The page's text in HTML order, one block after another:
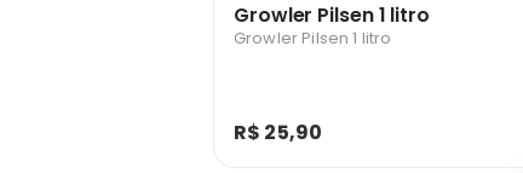
Growler Pilsen 1 litro
Growler Pilsen 1 litro
R$ 25,90